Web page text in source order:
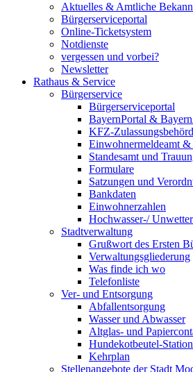
Aktuelles & Amtliche
Bürgerserviceportal
Online-Ticketsystem
Notdienste
vergessen und vorbei?
Newsletter
Rathaus & Service
Bürgerservice
Bürgerserviceportal
BayernPortal &
KFZ-
Einwohnermeldeamt &
Standesamt und
Formulare
Satzungen und
Bankdaten
Einwohnerzahlen
Hochwasser-/
Stadtverwaltung
Grußwort des Ersten
Verwaltungsgliederung
Was finde ich wo
Telefonliste
Ver- und Entsorgung
Abfallentsorgung
Wasser und Abwasser
Altglas- und
Hundekotbeutel-
Kehrplan
Stellenangebote der Stadt